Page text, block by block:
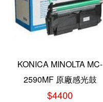
KONICA MINOLTA MC-
2590MF 原廠感光鼓
$4400